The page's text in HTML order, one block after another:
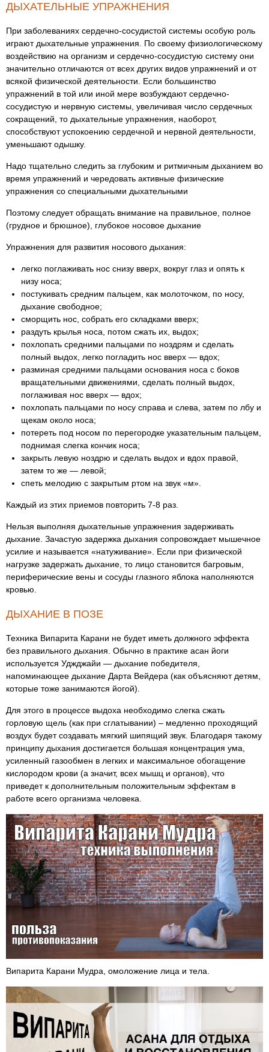
ДЫХАТЕЛЬНЫЕ УПРАЖНЕНИЯ
При заболеваниях сердечно-сосудистой системы особую роль
играют дыхательные упражнения. По своему физиологическому
воздействию на организм и сердечно-сосудистую систему они
значительно отличаются от всех других видов упражнений и от
всякой физической деятельности. Если большинство
упражнений в той или иной мере возбуждают сердечно-
сосудистую и нервную системы, увеличивая число сердечных
сокращений, то дыхательные упражнения, наоборот,
способствуют успокоению сердечной и нервной деятельности,
уменьшают одышку.
Надо тщательно следить за глубоким и ритмичным дыханием во
время упражнений и чередовать активные физические
упражнения со специальными дыхательными
Поэтому следует обращать внимание на правильное, полное
(грудное и брюшное), глубокое носовое дыхание
Упражнения для развития носового дыхания:
легко поглаживать нос снизу вверх, вокруг глаз и опять к
низу носа;
постукивать средним пальцем, как молоточком, по носу,
дыхание свободное;
сморщить нос, собрать его складками вверх;
раздуть крылья носа, потом сжать их, выдох;
похлопать средними пальцами по ноздрям и сделать
полный выдох, легко погладить нос вверх — вдох;
разминая средними пальцами основания носа с боков
вращательными движениями, сделать полный выдох,
поглаживая нос вверх — вдох;
похлопать пальцами по носу справа и слева, затем по лбу и
щекам около носа;
потереть под носом по перегородке указательным пальцем,
поднимая слегка кончик носа;
закрыть левую ноздрю и сделать выдох и вдох правой,
затем то же — левой;
спеть мелодию с закрытым ртом на звук «м».
Каждый из этих приемов повторить 7-8 раз.
Нельзя выполняя дыхательные упражнения задерживать
дыхание. Зачастую задержка дыхания сопровождает мышечное
усилие и называется «натуживание». Если при физической
нагрузке задержать дыхание, то лицо становится багровым,
периферические вены и сосуды глазного яблока наполняются
кровью.
ДЫХАНИЕ В ПОЗЕ
Техника Випарита Карани не будет иметь должного эффекта
без правильного дыхания. Обычно в практике асан йоги
используется Уджджайи — дыхание победителя,
напоминающее дыхание Дарта Вейдера (как объясняют детям,
которые тоже занимаются йогой).
Для этого в процессе выдоха необходимо слегка сжать
горловую щель (как при сглатывании) – медленно проходящий
воздух будет создавать мягкий шипящий звук. Благодаря такому
принципу дыхания достигается большая концентрация ума,
усиленный газообмен в легких и максимальное обогащение
кислородом крови (а значит, всех мышц и органов), что
приведет к дополнительным положительным эффектам в
работе всего организма человека.
Випарита Карани Мудра, омоложение лица и тела.